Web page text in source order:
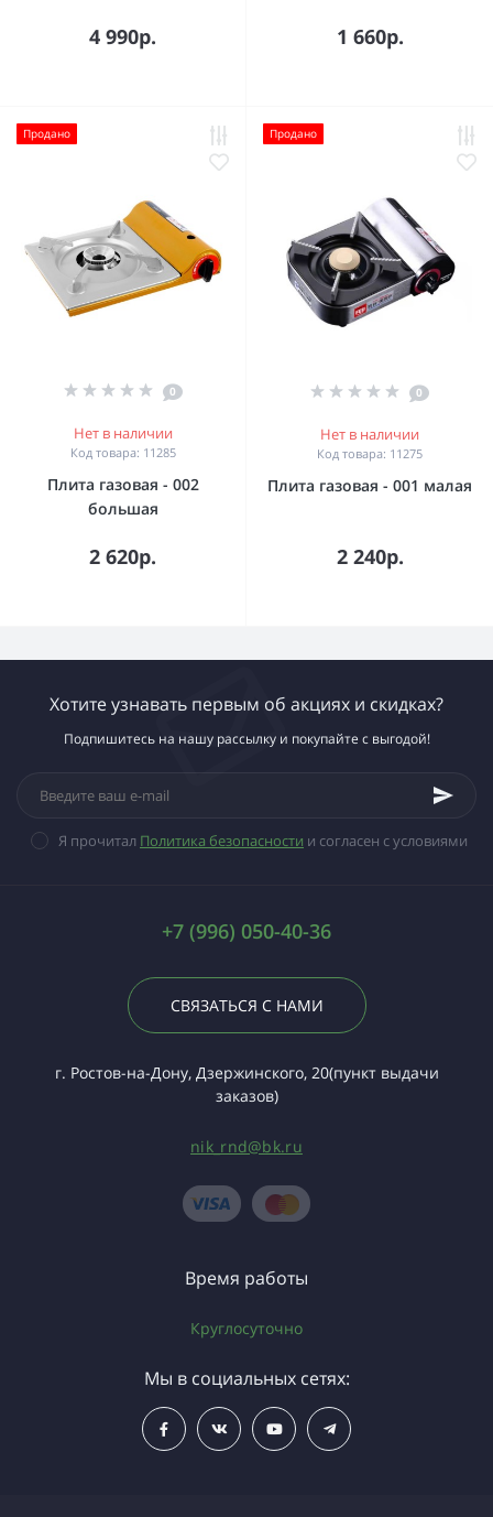
4 990р. 1 660р.
Продано
0
Нет в наличии
Код товара: 11285
Плита газовая - 002
большая
2 620р.
Продано
0
Нет в наличии
Код товара: 11275
Плита газовая - 001 малая
2 240р.
Хотите узнавать первым об акциях и скидках?
Подпишитесь на нашу рассылку и покупайте с выгодой!
Я прочитал Политика безопасности и согласен с условиями
+7 (996) 050-40-36
СВЯЗАТЬСЯ С НАМИ
г. Ростов-на-Дону, Дзержинского, 20(пункт выдачи
заказов)
nik_rnd@bk.ru
Время работы
Круглосуточно
Мы в социальных сетях: